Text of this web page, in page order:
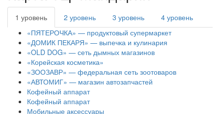
1 уровень 2 уровень 3 уровень
4 уровень
«ПЯТЕРОЧКА» — продуктовый супермаркет
«ДОМИК ПЕКАРЯ» — выпечка и кулинария
«OLD DOG» — сеть дымных магазинов
«Корейская косметика»
«ЗООЗАВР» — федеральная сеть зоотоваров
«АВТОМИГ» — магазин автозапчастей
Кофейный аппарат
Кофейный аппарат
Мобильные аксессуары